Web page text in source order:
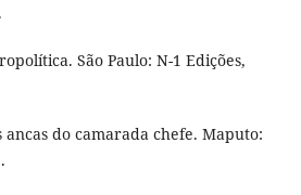
São Paulo: N-1 Edições,
ancas do camarada chefe. Maputo: